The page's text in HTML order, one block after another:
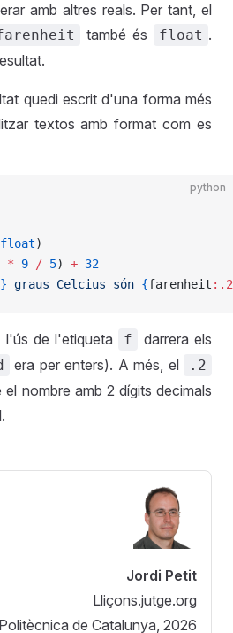
amb altres reals. Per tant, el
també és float .
quedi escrit d'una forma més
textos amb format com es
python
float)
* 9 / 5) + 32
} graus Celcius són {farenheit
de l'etiqueta f darrera els
era per enters). A més, el .2
nombre amb 2 dígits decimals
Jordi Petit
Lliçons.jutge.org
de Catalunya, 2026